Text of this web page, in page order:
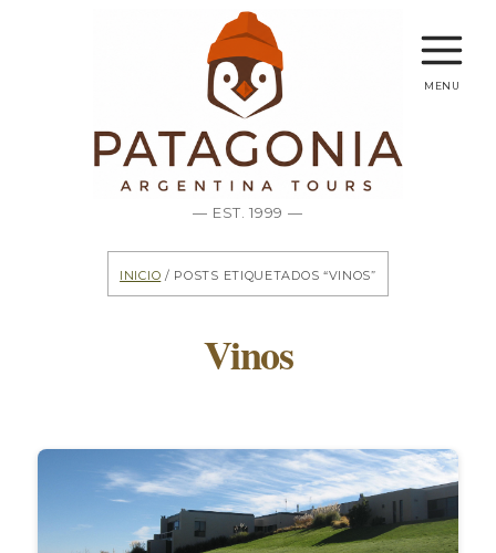
— EST. 1999 —
menu
Inicio / Posts etiquetados “Vinos”
Vinos